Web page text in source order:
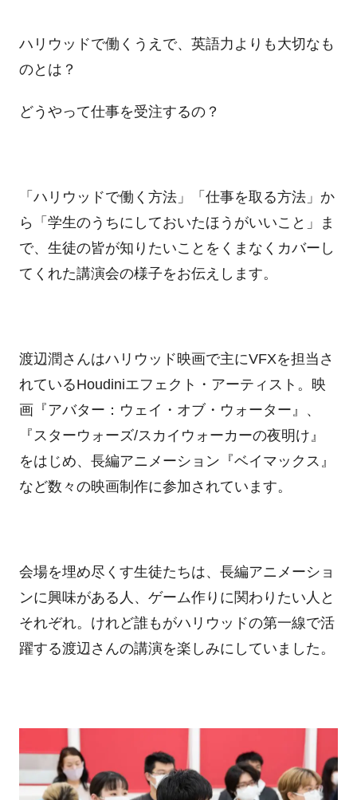
ハリウッドで働くうえで、英語力よりも大切なも
のとは？
どうやって仕事を受注するの？
「ハリウッドで働く方法」「仕事を取る方法」か
ら「学生のうちにしておいたほうがいいこと」ま
で、生徒の皆が知りたいことをくまなくカバーし
てくれた講演会の様子をお伝えします。
渡辺潤さんはハリウッド映画で主にVFXを担当さ
れているHoudiniエフェクト・アーティスト。映
画『アバター：ウェイ・オブ・ウォーター』、
『スターウォーズ/スカイウォーカーの夜明け』
をはじめ、長編アニメーション『ベイマックス』
など数々の映画制作に参加されています。
会場を埋め尽くす生徒たちは、長編アニメーショ
ンに興味がある人、ゲーム作りに関わりたい人と
それぞれ。けれど誰もがハリウッドの第一線で活
躍する渡辺さんの講演を楽しみにしていました。